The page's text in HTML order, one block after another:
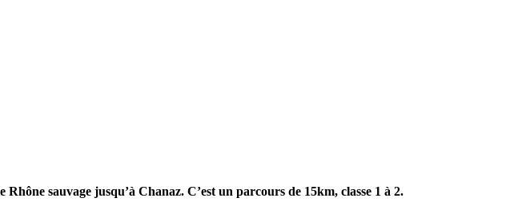
sauvage jusqu’à Chanaz. C’est un parcours de 15km, classe 1 à 2.